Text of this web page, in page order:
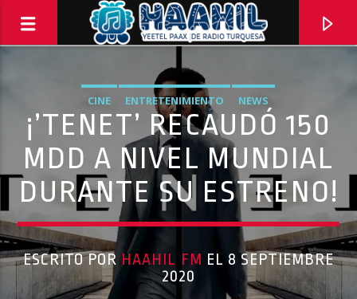
CINE ENTRETENIMIENTO NEWS
¡’TENET’ RECAUDÓ 150
MDD A NIVEL MUNDIAL
DURANTE SU ESTRENO!
ESCRITO POR HAAHIL FM EL 8 SEPTIEMBRE
2020